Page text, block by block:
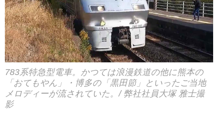
783系特急型電車。かつては浪漫鉄道の他に熊本の
「おてもやん」・博多の「黒田節」といったご当地
メロディーが流されていた。/ 弊社社員大塚 雅士撮
影